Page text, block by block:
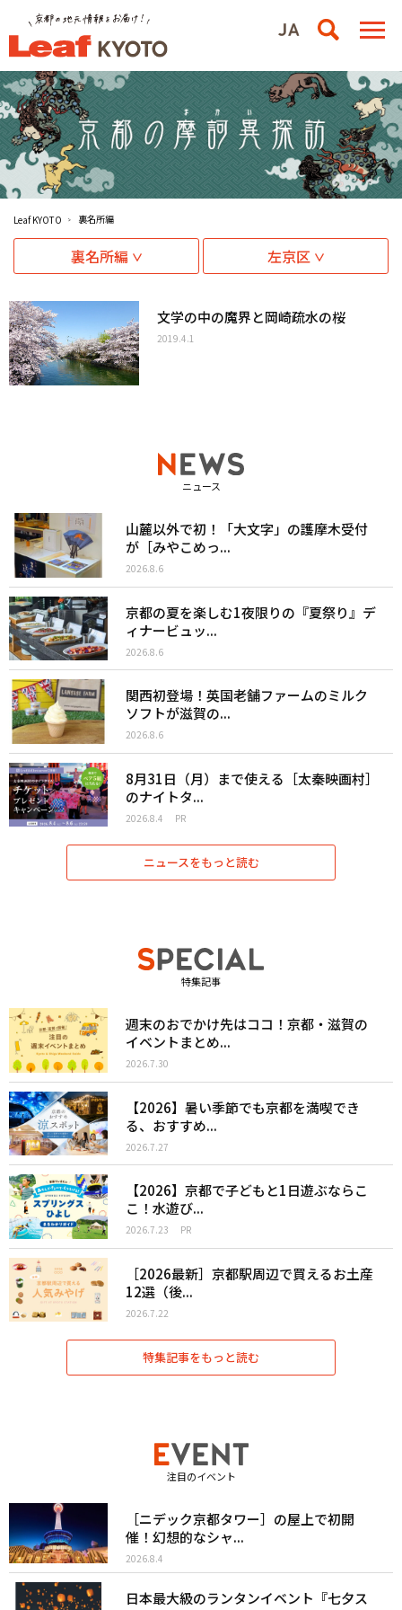
Leaf KYOTO 裏名所編
裏名所編 左京区
文学の中の魔界と岡崎疏水の桜
2019.4.1
ニュース
山麓以外で初！「大文字」の護摩木受付
が［みやこめっ...
2026.8.6
京都の夏を楽しむ1夜限りの『夏祭り』デ
ィナービュッ...
2026.8.6
関西初登場！英国老舗ファームのミルク
ソフトが滋賀の...
2026.8.6
8月31日（月）まで使える［太秦映画村］
のナイトタ...
2026.8.4 PR
ニュースをもっと読む
特集記事
週末のおでかけ先はココ！京都・滋賀の
イベントまとめ...
2026.7.30
【2026】暑い季節でも京都を満喫でき
る、おすすめ...
2026.7.27
【2026】京都で子どもと1日遊ぶならこ
こ！水遊び...
2026.7.23 PR
［2026最新］京都駅周辺で買えるお土産
12選（後...
2026.7.22
特集記事をもっと読む
注目のイベント
［ニデック京都タワー］の屋上で初開
催！幻想的なシャ...
2026.8.4
日本最大級のランタンイベント『七夕ス